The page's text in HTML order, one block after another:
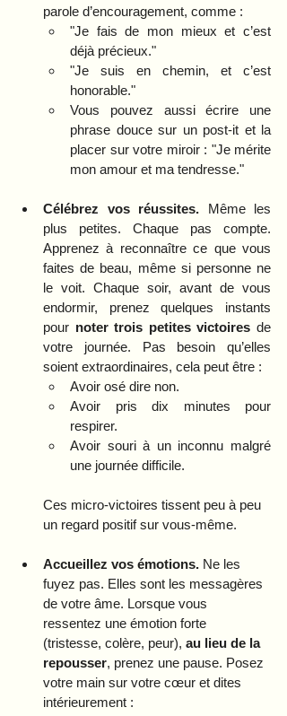
parole d’encouragement, comme :
"Je fais de mon mieux et c’est
déjà précieux."
"Je suis en chemin, et c’est
honorable."
Vous pouvez aussi écrire une
phrase douce sur un post-it et la
placer sur votre miroir : "Je mérite
mon amour et ma tendresse."
Célébrez vos réussites. Même les
plus petites. Chaque pas compte.
Apprenez à reconnaître ce que vous
faites de beau, même si personne ne
le voit. Chaque soir, avant de vous
endormir, prenez quelques instants
pour noter trois petites victoires de
votre journée. Pas besoin qu’elles
soient extraordinaires, cela peut être :
Avoir osé dire non.
Avoir pris dix minutes pour
respirer.
Avoir souri à un inconnu malgré
une journée difficile.
Ces micro-victoires tissent peu à peu
un regard positif sur vous-même.
Accueillez vos émotions. Ne les
fuyez pas. Elles sont les messagères
de votre âme. Lorsque vous
ressentez une émotion forte
(tristesse, colère, peur), au lieu de la
repousser, prenez une pause. Posez
votre main sur votre cœur et dites
intérieurement :